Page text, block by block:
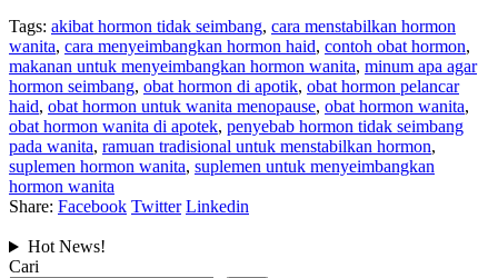
Tags: akibat hormon tidak seimbang, cara menstabilkan hormon
wanita, cara menyeimbangkan hormon haid, contoh obat hormon,
makanan untuk menyeimbangkan hormon wanita, minum apa agar
hormon seimbang, obat hormon di apotik, obat hormon pelancar
haid, obat hormon untuk wanita menopause, obat hormon wanita,
obat hormon wanita di apotek, penyebab hormon tidak seimbang
pada wanita, ramuan tradisional untuk menstabilkan hormon,
suplemen hormon wanita, suplemen untuk menyeimbangkan
hormon wanita
Share: Facebook Twitter Linkedin
Hot News!
Cari